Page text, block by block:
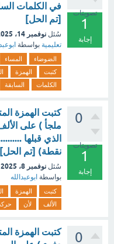
تصويتات
1
إجابة
في الكلمات
[تم الحل]
سُئل نوفمبر 14، 2025
تعليمية بواسطة
الضوضاء المساء
كتبت
الهمزة
الكلمات
السابقة
0
تصويتات
1
إجابة
كتبت الهمزة
ملجأ ) على
نقطة) [تم الحل]
سُئل نوفمبر 8، 2025
بواسطة ابوعبدالله
كتبت الهمزة
الألف
لأن
0
كتبت الهمزة